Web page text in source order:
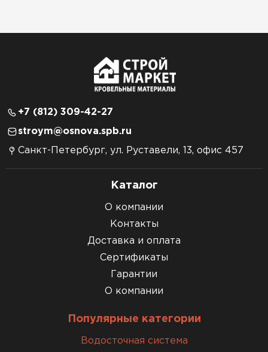
+7 (812) 309-42-27
stroym@osnova.spb.ru
Санкт-Петербург, ул. Руставели, 13, офис 457
Каталог
О компании
Контакты
Доставка и оплата
Сертификаты
Гарантии
О компании
Популярные категории
Водосточная система